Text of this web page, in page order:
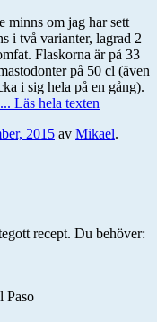
minns om jag har sett
i två varianter, lagrad 2
Flaskorna är på 33
på 50 cl (även
i sig hela på en gång).
... Läs hela texten
2015 av Mikael.
recept. Du behöver:
Paso